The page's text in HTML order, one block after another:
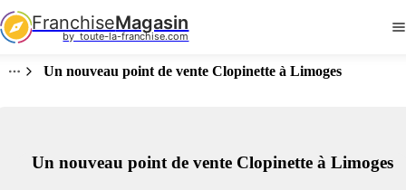
FranchiseMagasin
by  toute-la-franchise.com
Un nouveau point de vente Clopinette à Limoges
Un nouveau point de vente Clopinette à Limoges